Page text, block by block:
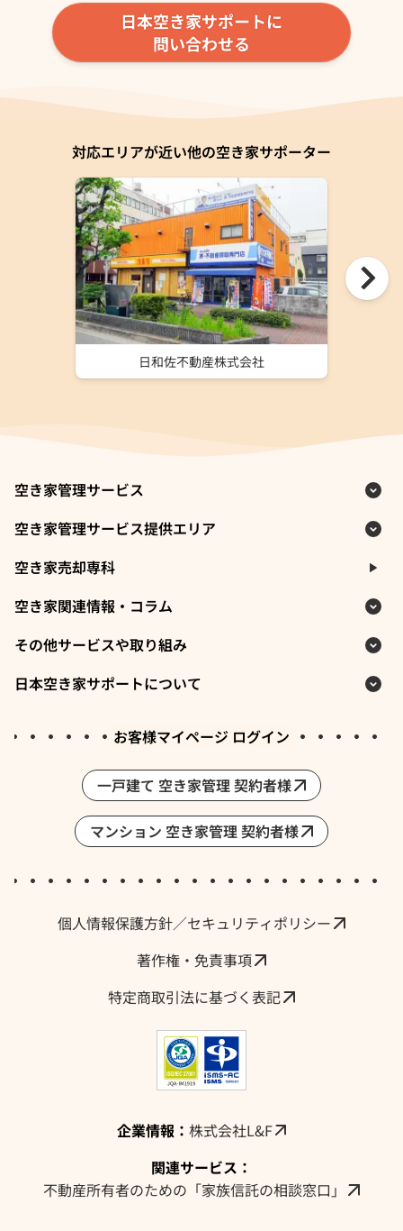
日本空き家サポートに
問い合わせる
対応エリアが近い他の空き家サポーター
日和佐不動産株式会社
空き家管理サービス
空き家管理サービス提供エリア
空き家売却専科
空き家関連情報・コラム
その他サービスや取り組み
日本空き家サポートについて
採用情報・求人
お客様マイページ ログイン
一戸建て 空き家管理 契約者様
マンション 空き家管理 契約者様
個人情報保護方針／セキュリティポリシー
著作権・免責事項
特定商取引法に基づく表記
企業情報： 株式会社L&F
関連サービス：
不動産所有者のための「家族信託の相談窓口」